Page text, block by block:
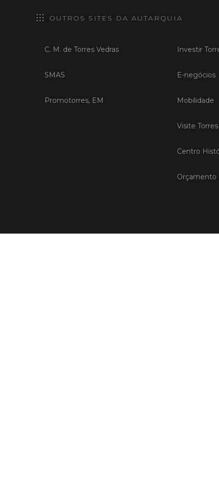
OUTROS SITES DA AUTARQUIA
C. M. de Torres Vedras
SMAS
Promotorres, EM
Investir
E-negócios
Mobilidade
Visite
Centro
Orçamento